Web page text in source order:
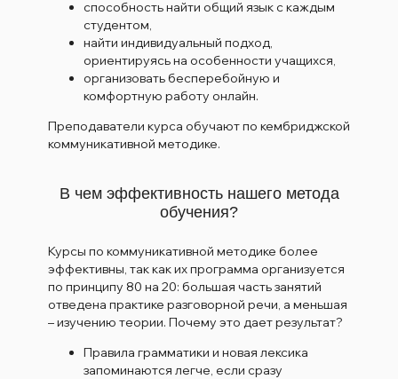
способность найти общий язык с каждым
студентом,
найти индивидуальный подход,
ориентируясь на особенности учащихся,
организовать бесперебойную и
комфортную работу онлайн.
Преподаватели курса обучают по кембриджской
коммуникативной методике.
В чем эффективность нашего метода
обучения?
Курсы по коммуникативной методике более
эффективны, так как их программа организуется
по принципу 80 на 20: большая часть занятий
отведена практике разговорной речи, а меньшая
– изучению теории. Почему это дает результат?
Правила грамматики и новая лексика
запоминаются легче, если сразу